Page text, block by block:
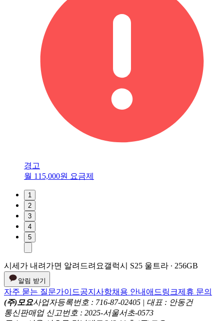
경고
월 115,000원 요금제
1
2
3
4
5
시세가 내려가면 알려드려요갤럭시 S25 울트라 ∙ 256GB
알림 받기
자주 묻는 질문가이드공지사항채용 안내 애드링크제휴 문의
(주)모요사업자등록번호 : 716-87-02405 | 대표 : 안동건
통신판매업 신고번호 : 2025-서울서초-0573